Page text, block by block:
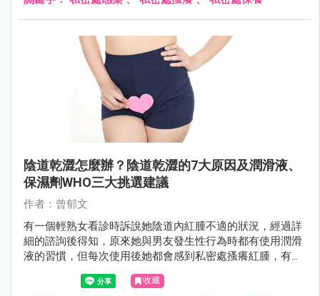
陰道乾澀怎麼辦？陰道乾澀的7大原因及潤滑液、
保濕劑WHO三大挑選建議
作者：曾郁文
有一個輕熟女看診時訴說她陰道內紅腫不適的狀況，經過詳
細的諮詢後得知，原來她與男友發生性行為時都有使用潤滑
液的習慣，但每次使用後她都會感到私密處搔癢紅腫，有一
點感覺像是「過敏」的感覺。
收藏